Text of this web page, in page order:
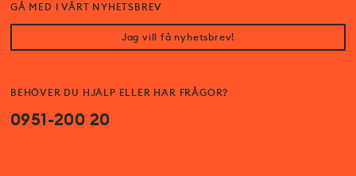
BEHÖVER DU HJÄLP ELLER HAR FRÅGOR?
0951-200 20
GÅ MED I VÅRT NYHETSBREV
Jag vill få nyhetsbrev!